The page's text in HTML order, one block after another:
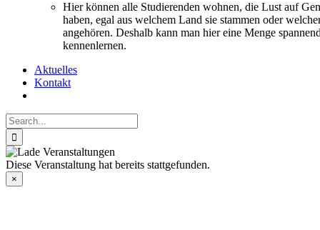
Hier können alle Studierenden wohnen, die Lust auf
haben, egal aus welchem Land sie stammen oder
angehören. Deshalb kann man hier eine Menge
kennenlernen.
Aktuelles
Kontakt
Search
for:
Diese Veranstaltung hat bereits stattgefunden.
×